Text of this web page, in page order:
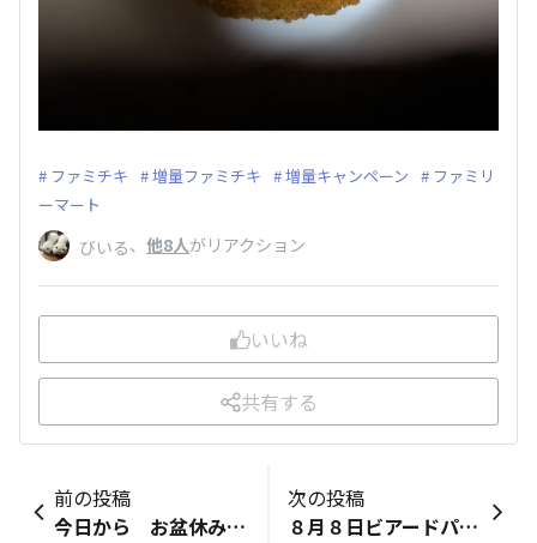
ファミチキ 増量ファミチキ 増量キャンペーン
ファミリ
ーマート
びいる、 他8人がリアクション
いいね
共有する
前の投稿
今日から お盆休みの前半戦なんですね？ 今月は 何かと忙しくなる事が多いかと…😅 どうか 体調崩しませんよう お気をつけ下さい😊
次の投稿
８月８日ビアードパパ８８祭りで今日までアプリのクーポン使用で１個まで８８円でパイシュークリーム（カスタード）を買えます！😳 銀だこの日でもあります。スタンプ３倍なので、クーポン使用で購入しました。 お持ち帰りでヱビスとともにいただきました🍺 銀だこもシュークリームも美味しかったです😋